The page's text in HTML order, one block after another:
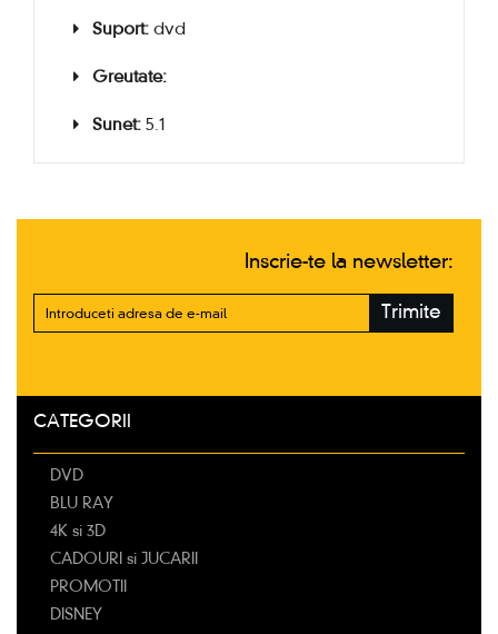
Suport: dvd
Greutate:
Sunet: 5.1
Inscrie-te la newsletter:
Trimite
CATEGORII
DVD
BLU RAY
4K si 3D
CADOURI si JUCARII
PROMOTII
DISNEY